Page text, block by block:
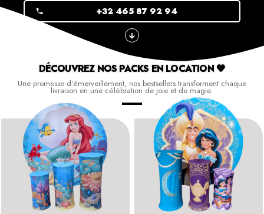
+32 465 87 92 94
DÉCOUVREZ NOS PACKS EN LOCATION 🖤
Une promesse d’émerveillement, nos bestsellers transforment chaque
livraison en une célébration de joie et de magie.